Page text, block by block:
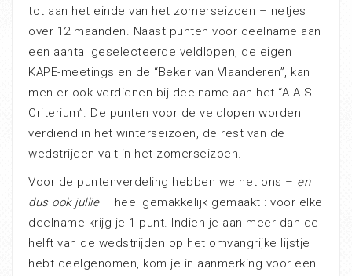
tot aan het einde van het zomerseizoen – netjes
over 12 maanden. Naast punten voor deelname aan
een aantal geselecteerde veldlopen, de eigen
KAPE-meetings en de “Beker van Vlaanderen”, kan
men er ook verdienen bij deelname aan het “A.A.S.-
Criterium”. De punten voor de veldlopen worden
verdiend in het winterseizoen, de rest van de
wedstrijden valt in het zomerseizoen.
Voor de puntenverdeling hebben we het ons – en
dus ook jullie– heel gemakkelijk gemaakt : voor elke
deelname krijg je 1 punt. Indien je aan meer dan de
helft van de wedstrijden op het omvangrijke lijstje
hebt deelgenomen, kom je in aanmerking voor een